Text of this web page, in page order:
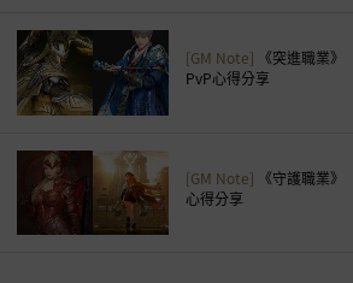
[GM Note] 《突進職業》
PvP心得分享
[GM Note] 《守護職業
心得分享